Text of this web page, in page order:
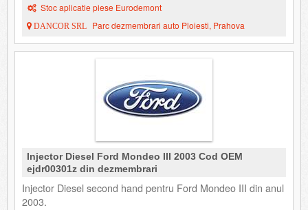
Stoc aplicatie piese Eurodemont
DANCOR SRL Parc dezmembrari auto Ploiesti, Prahova
Injector Diesel Ford Mondeo III 2003 Cod OEM
ejdr00301z din dezmembrari
Injector Diesel second hand pentru Ford Mondeo III din anul
2003.